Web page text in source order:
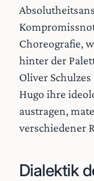
Choreografie,
hinter der
Oliver
Hugo ihre
austragen,
verschiedener
Dialektik